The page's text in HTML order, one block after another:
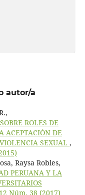
autor/a
ROLES DE
ACEPTACIÓN DE
SEXUAL ,
Raysa Robles,
PERUANA Y LA
Núm. 38 (2017)